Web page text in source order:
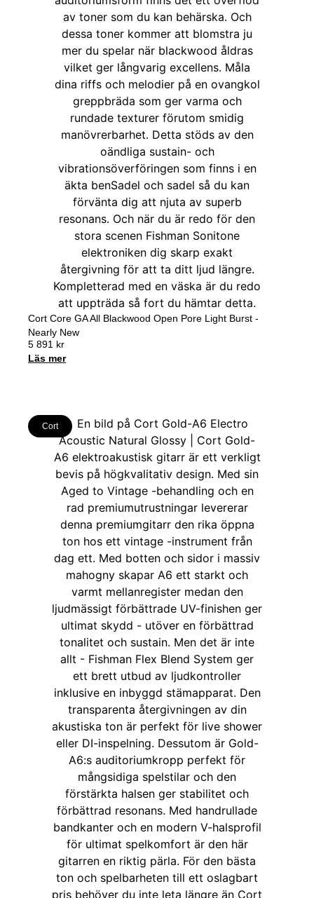
Cort Core GA All Blackwood Open Pore Light Burst -
Nearly New
5 891 kr
Läs mer
Cort